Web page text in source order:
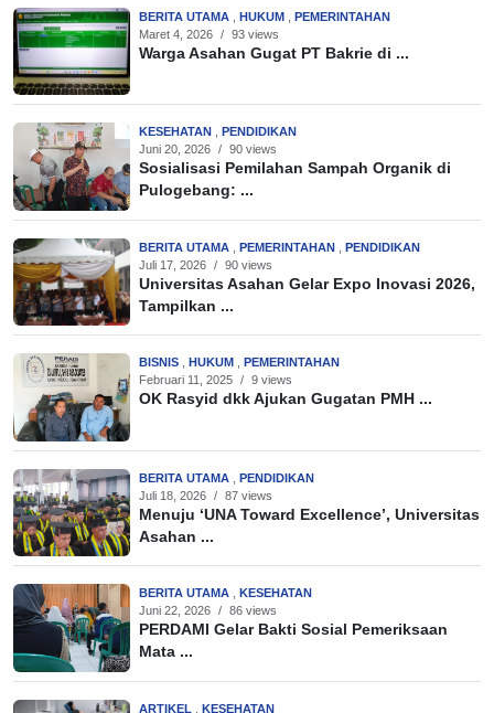
BERITA UTAMA HUKUM
PEMERINTAHAN
Maret 4, 2026 / 93 views
Warga Asahan Gugat PT Bakrie di ...
KESEHATAN
PENDIDIKAN
Juni 20, 2026 / 90 views
Sosialisasi Pemilahan Sampah Organik di
Pulogebang: ...
BERITA UTAMA PEMERINTAHAN
PENDIDIKAN
Juli 17, 2026 / 90 views
Universitas Asahan Gelar Expo Inovasi 2026,
Tampilkan ...
BISNIS HUKUM
PEMERINTAHAN
Februari 11, 2025 / 9 views
OK Rasyid dkk Ajukan Gugatan PMH ...
BERITA UTAMA
PENDIDIKAN
Juli 18, 2026 / 87 views
Menuju ‘UNA Toward Excellence’, Universitas
Asahan ...
BERITA UTAMA
KESEHATAN
Juni 22, 2026 / 86 views
PERDAMI Gelar Bakti Sosial Pemeriksaan
Mata ...
ARTIKEL KESEHATAN